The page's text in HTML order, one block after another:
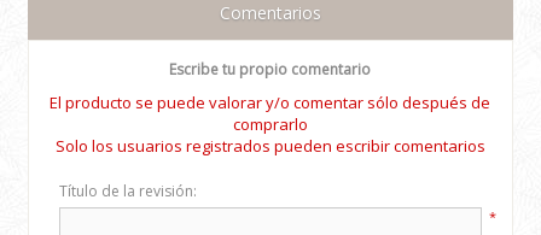
Comentarios
Escribe tu propio comentario
El producto se puede valorar y/o comentar sólo después de
comprarlo
Solo los usuarios registrados pueden escribir comentarios
Título de la revisión:
*